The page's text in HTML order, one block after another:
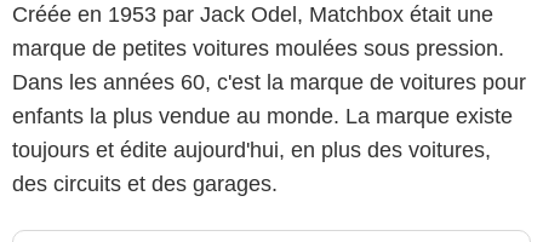
Créée en 1953 par Jack Odel, Matchbox était une
marque de petites voitures moulées sous pression.
Dans les années 60, c'est la marque de voitures pour
enfants la plus vendue au monde. La marque existe
toujours et édite aujourd'hui, en plus des voitures,
des circuits et des garages.